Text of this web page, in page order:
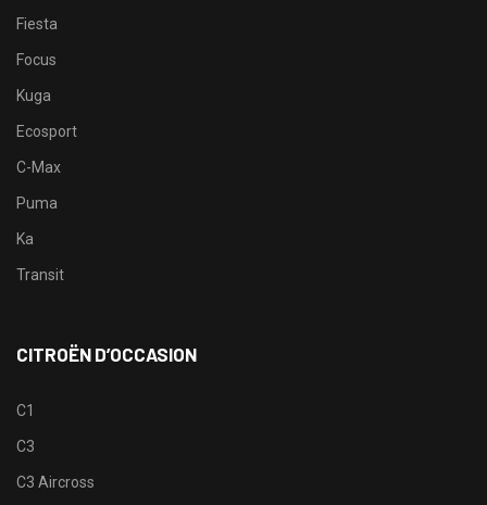
Fiesta
Focus
Kuga
Ecosport
C-Max
Puma
Ka
Transit
CITROËN D’OCCASION
C1
C3
C3 Aircross